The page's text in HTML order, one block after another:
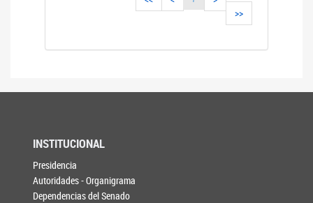
>>
INSTITUCIONAL
Presidencia
Autoridades - Organigrama
Dependencias del Senado